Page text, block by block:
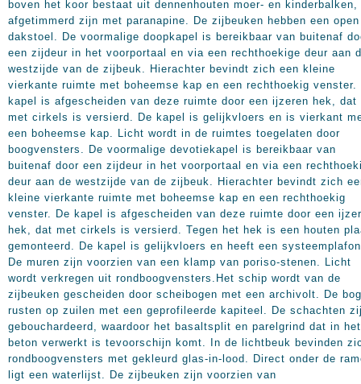
boven het koor bestaat uit dennenhouten moer- en kinderbalken,
afgetimmerd zijn met paranapine. De zijbeuken hebben een open
dakstoel. De voormalige doopkapel is bereikbaar van buitenaf
een zijdeur in het voorportaal en via een rechthoekige deur aan
westzijde van de zijbeuk. Hierachter bevindt zich een kleine
vierkante ruimte met boheemse kap en een rechthoekig venster.
kapel is afgescheiden van deze ruimte door een ijzeren hek, dat
met cirkels is versierd. De kapel is gelijkvloers en is vierkant
een boheemse kap. Licht wordt in de ruimtes toegelaten door
boogvensters. De voormalige devotiekapel is bereikbaar van
buitenaf door een zijdeur in het voorportaal en via een
deur aan de westzijde van de zijbeuk. Hierachter bevindt zich
kleine vierkante ruimte met boheemse kap en een rechthoekig
venster. De kapel is afgescheiden van deze ruimte door een
hek, dat met cirkels is versierd. Tegen het hek is een houten
gemonteerd. De kapel is gelijkvloers en heeft een
De muren zijn voorzien van een klamp van poriso-stenen. Licht
wordt verkregen uit rondboogvensters.Het schip wordt van de
zijbeuken gescheiden door scheibogen met een archivolt. De
rusten op zuilen met een geprofileerde kapiteel. De schachten
gebouchardeerd, waardoor het basaltsplit en parelgrind dat in het
beton verwerkt is tevoorschijn komt. In de lichtbeuk bevinden
rondboogvensters met gekleurd glas-in-lood. Direct onder de
ligt een waterlijst. De zijbeuken zijn voorzien van